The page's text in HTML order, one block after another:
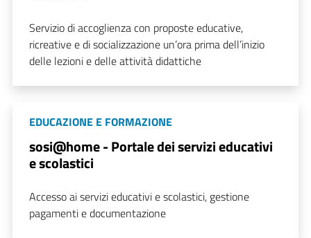
Servizio di accoglienza con proposte educative,
ricreative e di socializzazione un’ora prima dell’inizio
delle lezioni e delle attività didattiche
EDUCAZIONE E FORMAZIONE
sosi@home - Portale dei servizi educativi
e scolastici
Accesso ai servizi educativi e scolastici, gestione
pagamenti e documentazione